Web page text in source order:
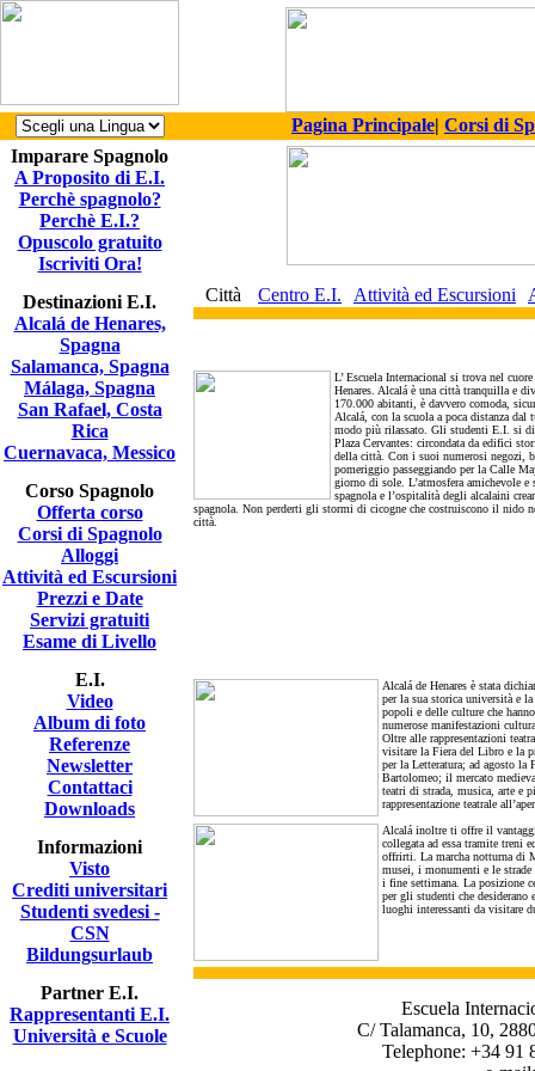
Pagina Principale| Corsi di
Imparare Spagnolo
A Proposito di E.I.
Perchè spagnolo?
Perchè E.I.?
Opuscolo gratuito
Iscriviti Ora!
Destinazioni E.I.
Alcalá de Henares,
Spagna
Salamanca, Spagna
Málaga, Spagna
San Rafael, Costa
Rica
Cuernavaca, Messico
Corso Spagnolo
Offerta corso
Corsi di Spagnolo
Alloggi
Attività ed Escursioni
Prezzi e Date
Servizi gratuiti
Esame di Livello
E.I.
Video
Album di foto
Referenze
Newsletter
Contattaci
Downloads
Informazioni
Visto
Crediti universitari
Studenti svedesi -
CSN
Bildungsurlaub
Partner E.I.
Rappresentanti E.I.
Università e Scuole
Città Centro E.I. Attività ed Escursioni
L’ Escuela Internacional si trova nel
Henares. Alcalá è una città tranquilla e
170.000 abitanti, è davvero comoda,
Alcalá, con la scuola a poca distanza
modo più rilassato. Gli studenti E.I. si
Plaza Cervantes: circondata da edifici
della città. Con i suoi numerosi negozi,
pomeriggio passeggiando per la Calle
giorno di sole. L’atmosfera amichevole
spagnola e l’ospitalità degli alcalaini
spagnola. Non perderti gli stormi di cicogne che costruiscono il nido
città.
Alcalá de Henares è stata
per la sua storica università e
popoli e delle culture che
numerose manifestazioni
Oltre alle rappresentazioni
visitare la Fiera del Libro e la
per la Letteratura; ad agosto
Bartolomeo; il mercato
teatri di strada, musica, arte e
rappresentazione teatrale
Alcalá inoltre ti offre il
collegata ad essa tramite treni
offrirti. La marcha notturna di
musei, i monumenti e le
i fine settimana. La posizione
per gli studenti che desiderano
luoghi interessanti da visitare
Escuela
C/ Talamanca, 10,
Telephone: +34 91